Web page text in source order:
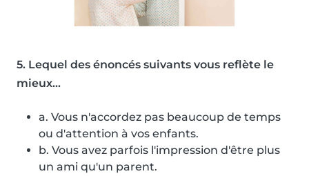
5. Lequel des énoncés suivants vous reflète le
mieux...
a. Vous n'accordez pas beaucoup de temps
ou d'attention à vos enfants.
b. Vous avez parfois l'impression d'être plus
un ami qu'un parent.